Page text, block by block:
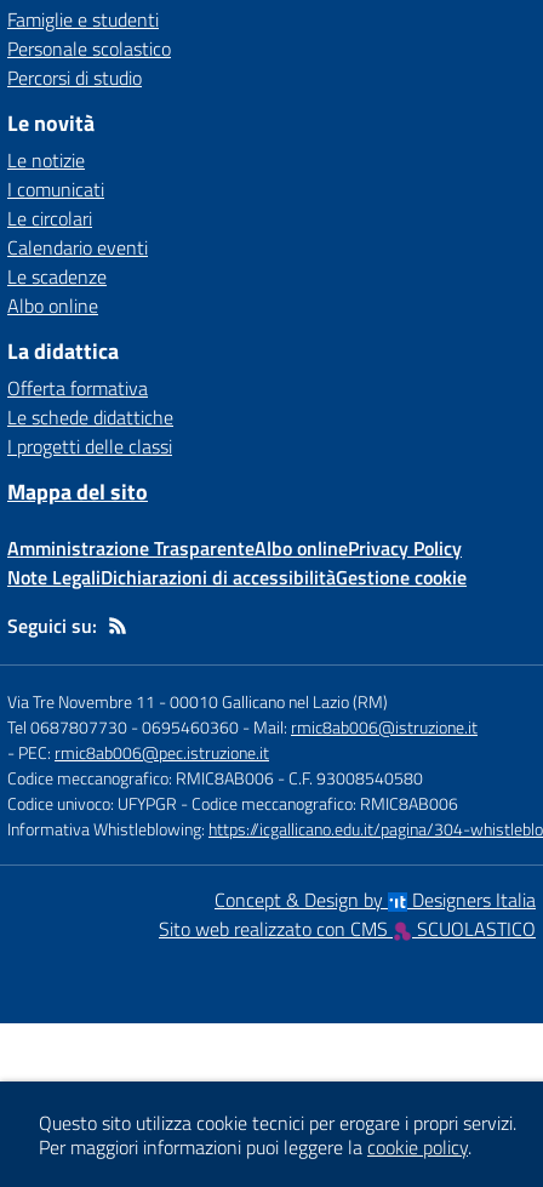
Famiglie e studenti
Personale scolastico
Percorsi di studio
Le novità
Le notizie
I comunicati
Le circolari
Calendario eventi
Le scadenze
Albo online
La didattica
Offerta formativa
Le schede didattiche
I progetti delle classi
Mappa del sito
Amministrazione TrasparenteAlbo onlinePrivacy Policy
Note LegaliDichiarazioni di accessibilitàGestione cookie
Seguici su:
Via Tre Novembre 11 -00010 Gallicano nel Lazio (RM)
Tel 0687807730 - 0695460360- Mail: rmic8ab006@istruzione.it
- PEC: rmic8ab006@pec.istruzione.it
Codice meccanografico: RMIC8AB006- C.F. 93008540580
Codice univoco: UFYPGR - Codice meccanografico: RMIC8AB006
Informativa Whistleblowing: https://icgallicano.edu.it/pagina/304-
Concept & Design by
Designers Italia
Sito web realizzato con CMS
SCUOLASTICO
Questo sito utilizza cookie tecnici per erogare i propri servizi.
Per maggiori informazioni puoi leggere lacookie policy.